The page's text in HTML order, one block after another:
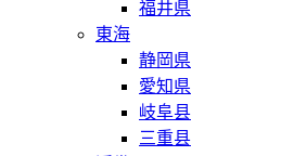
福井県
東海
静岡県
愛知県
岐阜县
三重县